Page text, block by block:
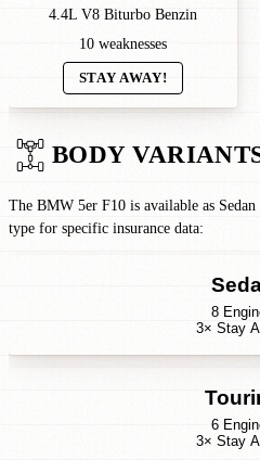
4.4L V8 Biturbo Benzin
10 weaknesses
STAY AWAY!
BODY
The BMW 5er F10 is available as
type for specific insurance data:
8
3× Stay
6
3× Stay